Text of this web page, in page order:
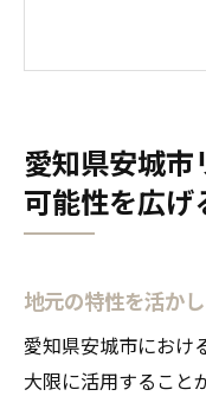
自由設計
住まいの
地元職人と
快適さを重
生活スタ
機能性と
愛知県安城
可能性を広げ
地元の特性を活か
愛知県安城市におけ
大限に活用すること